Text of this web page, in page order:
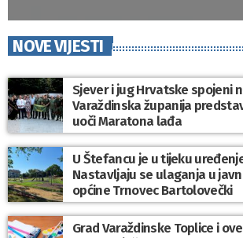
NOVE VIJESTI
Sjever i jug Hrvatske spojeni
Varaždinska županija
uoči Maratona lađa
U Štefancu je u tijeku
Nastavljaju se ulaganja u
općine Trnovec Bartolovečki
Grad Varaždinske Toplice i